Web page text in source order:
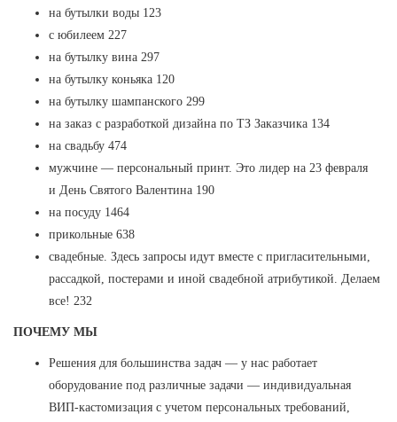
на бутылки воды 123
с юбилеем 227
на бутылку вина 297
на бутылку коньяка 120
на бутылку шампанского 299
на заказ с разработкой дизайна по ТЗ Заказчика 134
на свадьбу 474
мужчине — персональный принт. Это лидер на 23 февраля
и День Святого Валентина 190
на посуду 1464
прикольные 638
свадебные. Здесь запросы идут вместе с пригласительными,
рассадкой, постерами и иной свадебной атрибутикой. Делаем
все! 232
ПОЧЕМУ МЫ
Решения для большинства задач — у нас работает
оборудование под различные задачи — индивидуальная
ВИП-кастомизация с учетом персональных требований,